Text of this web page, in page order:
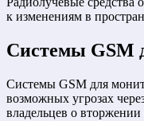
к изменениям в
Системы GSM
Системы GSM для
возможных угрозах
владельцев о